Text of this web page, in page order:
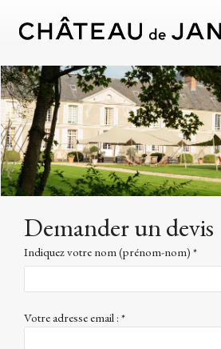
Demander un devis
Indiquez votre nom (prénom-nom) *
Votre adresse email : *